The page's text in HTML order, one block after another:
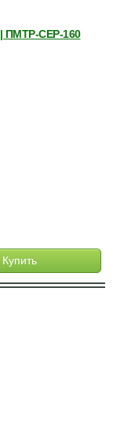
ПМТР-СЕР-160
Купить